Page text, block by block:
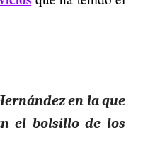
en la que
el bolsillo de los